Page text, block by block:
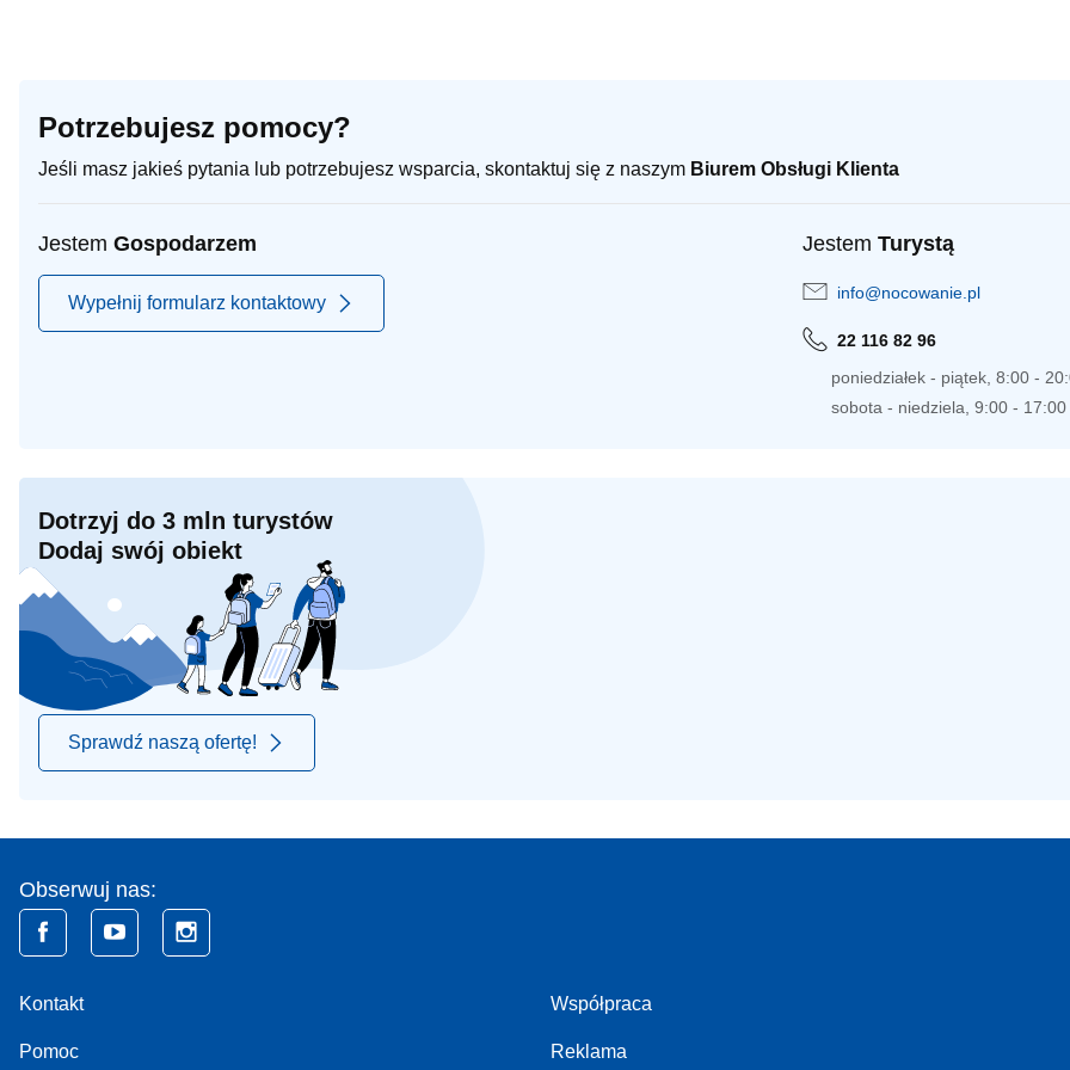
Potrzebujesz pomocy?
Jeśli masz jakieś pytania lub potrzebujesz wsparcia, skontaktuj się z naszym Biurem Obsługi Klienta
Jestem Gospodarzem
Wypełnij formularz kontaktowy
Jestem Turystą
info@nocowanie.pl
22 116 82 96
poniedziałek - piątek, 8:00 -
sobota - niedziela, 9:00 - 17:00
Dotrzyj do 3 mln turystów
Dodaj swój obiekt
Sprawdź naszą ofertę!
Obserwuj nas:
Kontakt
Pomoc
Współpraca
Reklama